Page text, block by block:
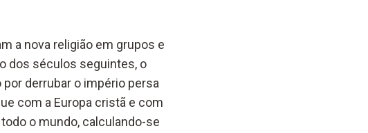
a nova religião em grupos e
dos séculos seguintes, o
derrubar o império persa
com a Europa cristã e com
o mundo, calculando-se